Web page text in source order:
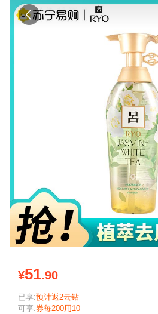
¥51.90
已享:预计返2云钻
可享:券每200用10